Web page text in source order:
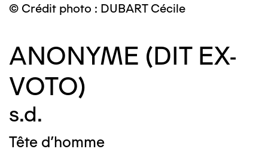
© Crédit photo : DUBART Cécile
ANONYME (DIT EX-
VOTO)
s.d.
Tête d'homme